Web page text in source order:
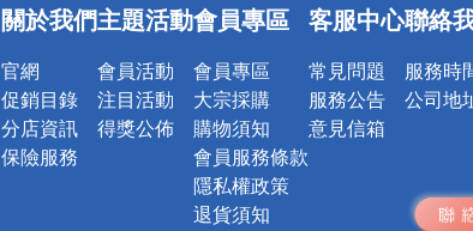
詐騙網頁！請小心！
關於我們
官網
促銷目錄
分店資訊
保險服務
主題活動
會員活動
注目活動
得獎公佈
會員專區
會員專區
大宗採購
購物須知
會員服務條款
隱私權政策
退貨須知
客服中心
常見問題
服務公告
意見信箱
聯絡
服務時
公司地